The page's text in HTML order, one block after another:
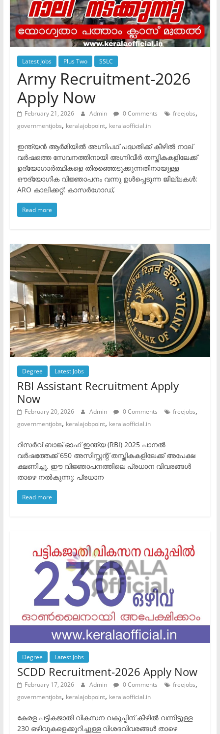
Latest Jobs Plus Two SSLC
Army Recruitment-2026
Apply Now
February 21, 2026 Admin 0 Comments freejobs,
governmentjobs, keralajobpoint, keralaofficial.in
ഇന്ത്യൻ ആർമിയിൽ അഗ്നിപഥ് പദ്ധതിക്ക് കീഴിൽ നാല്
വർഷത്തെ സേവനത്തിനായി അഗ്നിവീർ തസ്തികകളിലേക്ക്
ഉദ്യോഗാർത്ഥികളെ തിരഞ്ഞെടുക്കുന്നതിനായുള്ള
ഔദ്യോഗിക വിജ്ഞാപനം വന്നു ഉൾപ്പെടുന്ന ജില്ലകൾ: ​
ARO കാലിക്കറ്റ്: കാസർഗോഡ്,
Read more
Degree Latest Jobs
RBI Assistant Recruitment Apply
Now
February 20, 2026 Admin 0 Comments freejobs,
governmentjobs, keralajobpoint, keralaofficial.in
റിസർവ് ബാങ്ക് ഓഫ് ഇന്ത്യ (RBI) 2025 പാനൽ
വർഷത്തേക്ക് 650 അസിസ്റ്റന്റ് തസ്തികകളിലേക്ക് അപേക്ഷ
ക്ഷണിച്ചു. ഈ വിജ്ഞാപനത്തിലെ പ്രധാന വിവരങ്ങൾ
താഴെ നൽകുന്നു: ​പ്രധാന
Read more
Degree Latest Jobs
SCDD Recruitment-2026 Apply Now
February 17, 2026 Admin 0 Comments freejobs,
governmentjobs, keralajobpoint, keralaofficial.in
കേരള പട്ടികജാതി വികസന വകുപ്പിന് കീഴിൽ വന്നിട്ടുള്ള
230 ഒഴിവുകളെക്കുറിച്ചുള്ള വിശദവിവരങ്ങൾ താഴെ